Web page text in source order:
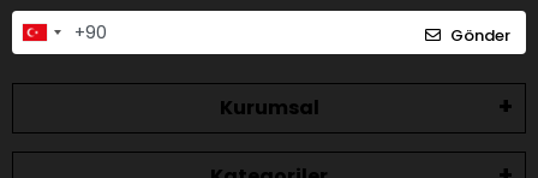
Gönder
Kurumsal